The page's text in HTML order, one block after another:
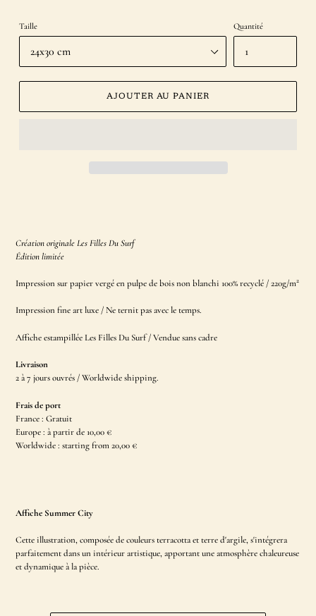
Taille Quantité
AJOUTER AU PANIER
votre
panier
Création originale Les Filles Du Surf
Édition limitée
Impression sur papier vergé en pulpe de bois non blanchi 100% recyclé / 220g/m2
Impression fine artluxe / Neternit pas avec le temps.
Affiche estampillée Les Filles Du Surf / Vendue sans cadre
Livraison
2 à 7 jours ouvrés / Worldwide shipping.
Frais de port
France : Gratuit
Europe : à partir de 10,00 €
Worldwide : starting from20,00 €
Affiche Summer City
Cette illustration, composée de couleurs terracotta et terre d'argile, s'intégrera
parfaitement dans un intérieur artistique, apportant une atmosphère chaleureuse
et dynamique à la pièce.